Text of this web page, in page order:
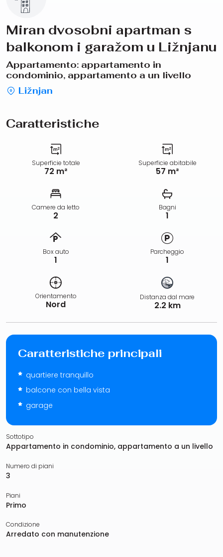
Miran dvosobni apartman s
balkonom i garažom u Ližnjanu
Appartamento: appartamento in
condominio, appartamento a un livello
Ližnjan
Caratteristiche
Superficie totale
72 m²
Superficie abitabile
57 m²
Camere da letto
2
Bagni
1
Box auto
1
Parcheggio
1
Orientamento
Nord
Distanza dal mare
2.2 km
Caratteristiche principali
quartiere tranquillo
balcone con bella vista
garage
Sottotipo
Appartamento in condominio, appartamento a un livello
Numero di piani
3
Piani
Primo
Condizione
Arredato con manutenzione